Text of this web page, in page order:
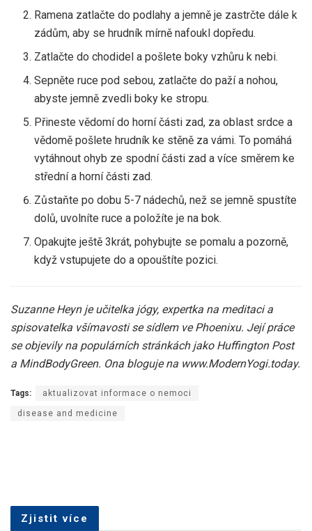
Ramena zatlačte do podlahy a jemně je zastrčte dále k
zádům, aby se hrudník mírně nafoukl dopředu.
Zatlačte do chodidel a pošlete boky vzhůru k nebi.
Sepněte ruce pod sebou, zatlačte do paží a nohou,
abyste jemně zvedli boky ke stropu.
Přineste vědomí do horní části zad, za oblast srdce a
vědomě pošlete hrudník ke stěně za vámi. To pomáhá
vytáhnout ohyb ze spodní části zad a více směrem ke
střední a horní části zad.
Zůstaňte po dobu 5-7 nádechů, než se jemně spustíte
dolů, uvolníte ruce a položíte je na bok.
Opakujte ještě 3krát, pohybujte se pomalu a pozorně,
když vstupujete do a opouštíte pozici.
Suzanne Heyn je učitelka jógy, expertka na meditaci a
spisovatelka všímavosti se sídlem ve Phoenixu. Její práce
se objevily na populárních stránkách jako Huffington Post
a MindBodyGreen. Ona bloguje na www.ModernYogi.today.
Tags: aktualizovat informace o nemoci
disease and medicine
Zjistit více